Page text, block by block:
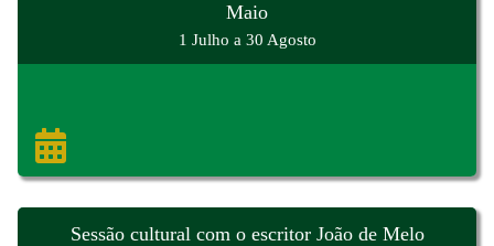
Maio
1 Julho a 30 Agosto
Sessão cultural com o escritor João de Melo